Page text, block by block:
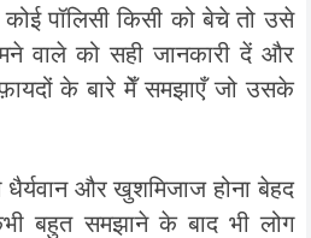
पॉलिसी किसी को बेचे तो उसे
वाले को सही जानकारी दें और
के बारे मेँ समझाएँ जो उसके
और खुशमिजाज होना बेहद
बहुत समझाने के बाद भी लोग